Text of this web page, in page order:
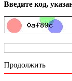
Введите код,
Продолжить